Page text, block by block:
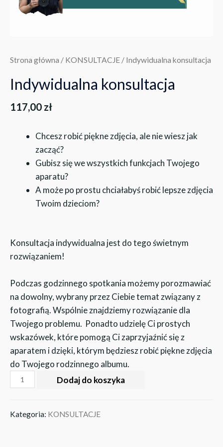
Strona główna / KONSULTACJE / Indywidualna konsultacja
Indywidualna konsultacja
117,00 zł
Chcesz robić piękne zdjęcia, ale nie wiesz jak
zacząć?
Gubisz się we wszystkich funkcjach Twojego
aparatu?
A może po prostu chciałabyś robić lepsze zdjęcia
Twoim dzieciom?
Konsultacja indywidualna jest do tego świetnym
rozwiązaniem!
Podczas godzinnego spotkania możemy porozmawiać
na dowolny, wybrany przez Ciebie temat związany z
fotografią. Wspólnie znajdziemy rozwiązanie dla
Twojego problemu. Ponadto udzielę Ci prostych
wskazówek, które pomogą Ci zaprzyjaźnić się z
aparatem i dzięki, którym będziesz robić piękne zdjęcia
do Twojego rodzinnego albumu.
Dodaj do koszyka
Kategoria: KONSULTACJE